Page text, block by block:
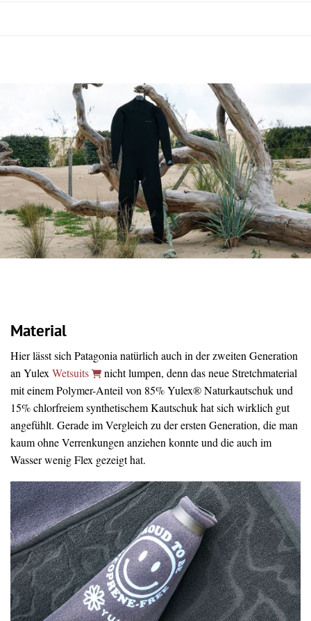
Material
Hier lässt sich Patagonia natürlich auch in der zweiten Generation
an Yulex Wetsuits
nicht lumpen, denn das neue Stretchmaterial
mit einem Polymer-Anteil von 85% Yulex® Naturkautschuk und
15% chlorfreiem synthetischem Kautschuk hat sich wirklich gut
angefühlt. Gerade im Vergleich zu der ersten Generation, die man
kaum ohne Verrenkungen anziehen konnte und die auch im
Wasser wenig Flex gezeigt hat.